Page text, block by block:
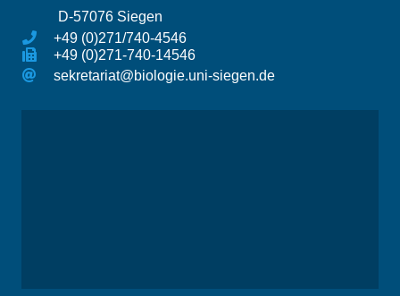
D-57076 Siegen
+49 (0)271/740-4546
+49 (0)271-740-14546
sekretariat@biologie.uni-siegen.de